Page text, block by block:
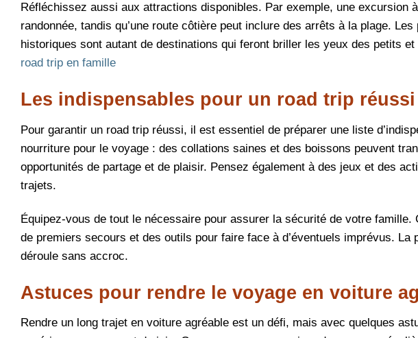
Réfléchissez aussi aux attractions disponibles. Par exemple, une excursion
randonnée, tandis qu’une route côtière peut inclure des arrêts à la plage.
historiques sont autant de destinations qui feront briller les yeux des petits et
road trip en famille
Les indispensables pour un road trip
Pour garantir un road trip réussi, il est essentiel de préparer une liste
nourriture pour le voyage : des collations saines et des boissons peuvent
opportunités de partage et de plaisir. Pensez également à des jeux et des
trajets.
Équipez-vous de tout le nécessaire pour assurer la sécurité de votre
de premiers secours et des outils pour faire face à d’éventuels imprévus. La
déroule sans accroc.
Astuces pour rendre le voyage en voiture
Rendre un long trajet en voiture agréable est un défi, mais avec quelques